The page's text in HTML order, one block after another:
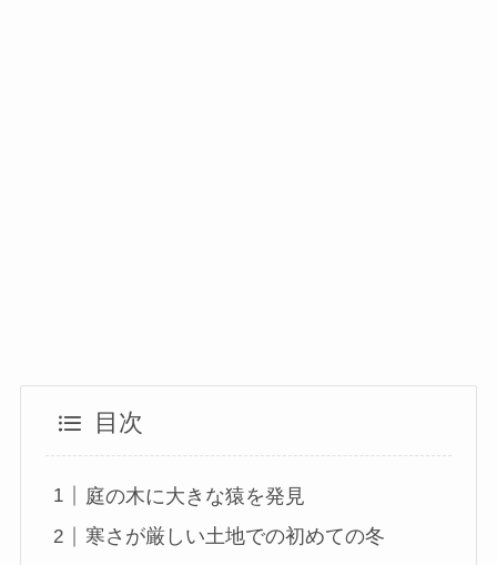
目次
庭の木に大きな猿を発見
寒さが厳しい土地での初めての冬